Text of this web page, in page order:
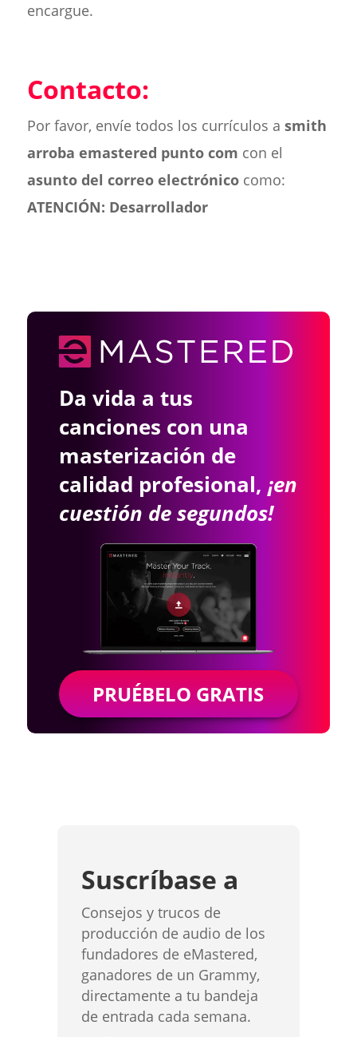
encargue.
Contacto:
Por favor, envíe todos los currículos a smith
arroba emastered punto com con el
asunto del correo electrónicocomo:
ATENCIÓN: Desarrollador
Da vida a tus
canciones con una
masterización de
calidad profesional, ¡en
cuestión de segundos!
PRUÉBELO GRATIS
Suscríbase a
Consejos y trucos de
producción de audio de los
fundadores de eMastered,
ganadores de un Grammy,
directamente a tu bandeja
de entrada cada semana.